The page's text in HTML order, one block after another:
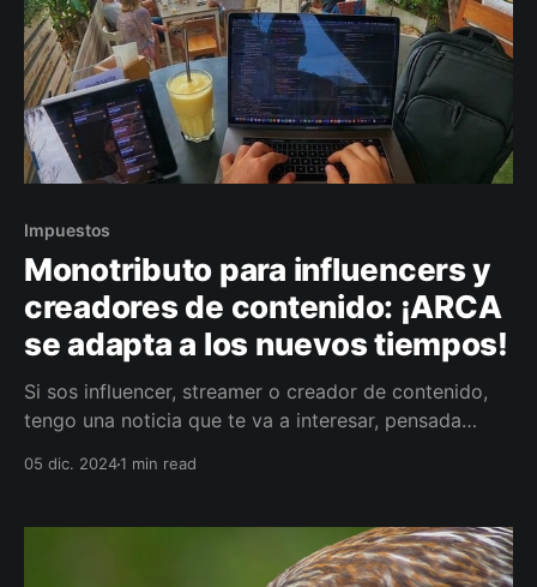
Impuestos
Monotributo para influencers y
creadores de contenido: ¡ARCA
se adapta a los nuevos tiempos!
Si sos influencer, streamer o creador de contenido,
tengo una noticia que te va a interesar, pensada
05 dic. 20241 min read